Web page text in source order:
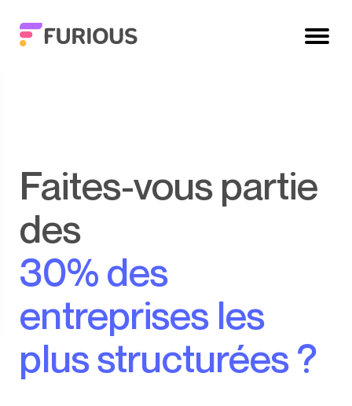
Faites-vous partie
des
30% des
entreprises les
plus structurées ?